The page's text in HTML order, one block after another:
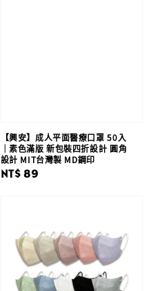
【興安】成人平面醫療口罩 50入
｜素色滿版 新包裝四折設計 圓角
設計 MIT台灣製 MD鋼印
Regular
NT$ 89